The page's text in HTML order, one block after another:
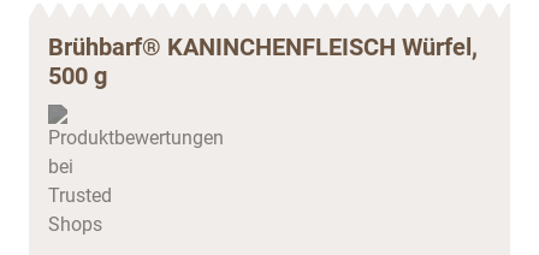
Brühbarf® KANINCHENFLEISCH Würfel,
500 g